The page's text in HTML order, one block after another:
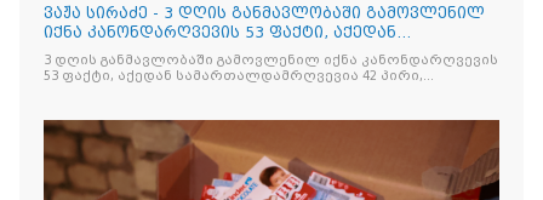
ვაჟა სირაძე - 3 დღის განმავლობაში გამოვლენილ
იქნა კანონდარღვევის 53 ფაქტი, აქედან
სამართალდამრღვევია
3 დღის განმავლობაში გამოვლენილ იქნა კანონდარღვევის
53 ფაქტი, აქედან სამართალდამრღვევია 42 პირი,